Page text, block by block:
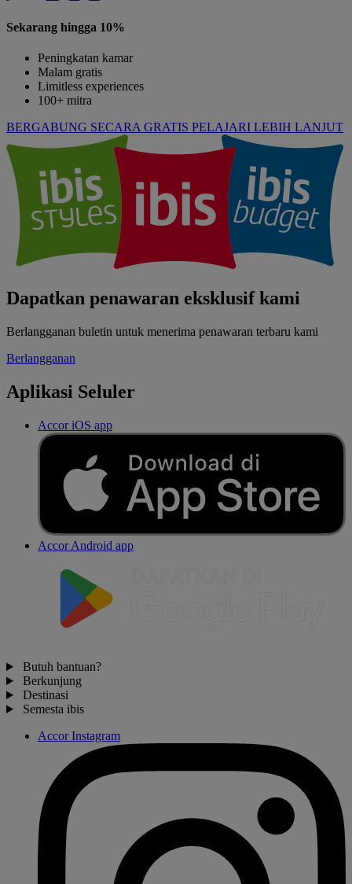
Sekarang hingga 10%
Peningkatan kamar
Malam gratis
Limitless experiences
100+ mitra
BERGABUNG SECARA GRATIS PELAJARI LEBIH LANJUT
Dapatkan penawaran eksklusif kami
Berlangganan buletin untuk menerima penawaran terbaru kami
Berlangganan
Aplikasi Seluler
Accor iOS app
Accor Android app
Butuh bantuan?
Berkunjung
Destinasi
Semesta ibis
Accor Instagram